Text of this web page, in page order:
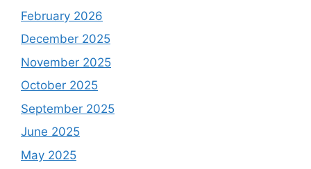
February 2026
December 2025
November 2025
October 2025
September 2025
June 2025
May 2025